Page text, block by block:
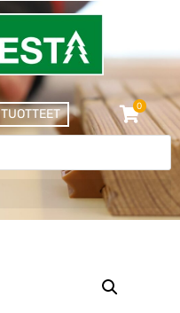
TUOTTEET
0